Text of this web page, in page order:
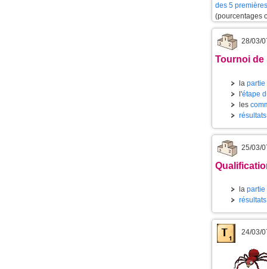
des 5
(pourcentages
28/03/
Tournoi de
la partie
l'étape
les
25/03/
la partie
24/03/